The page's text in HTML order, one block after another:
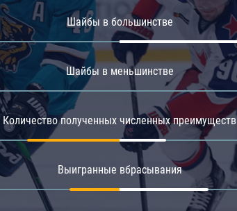
Амур
Барыс
Салават Юлаев
Шайбы в большинстве
Шайбы в меньшинстве
Количество полученных численных преимуществ
Выигранные вбрасывания